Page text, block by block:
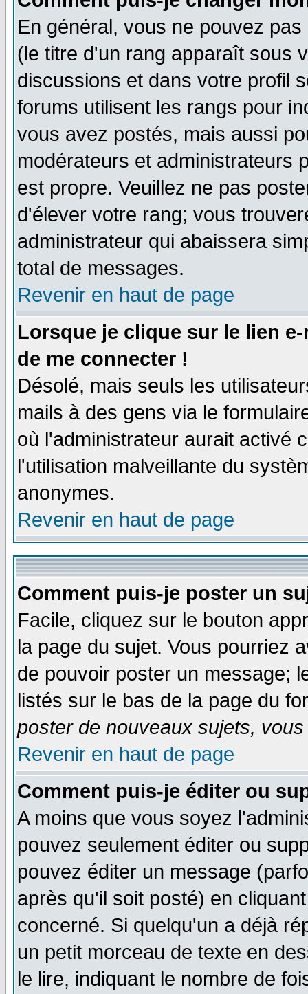
En général, vous ne pouvez
(le titre d'un rang apparaît sous
discussions et dans votre profil
forums utilisent les rangs pour
vous avez postés, mais aussi
modérateurs et administrateurs
est propre. Veuillez ne pas
d'élever votre rang; vous
administrateur qui abaissera
total de messages.
Revenir en haut de page
Lorsque je clique sur le lien
de me connecter !
Désolé, mais seuls les
mails à des gens via le
où l'administrateur aurait activé
l'utilisation malveillante du
anonymes.
Revenir en haut de page
Comment puis-je poster un
Facile, cliquez sur le bouton
la page du sujet. Vous pourriez
de pouvoir poster un message;
listés sur le bas de la page du
poster de nouveaux sujets,
Revenir en haut de page
Comment puis-je éditer ou
A moins que vous soyez
pouvez seulement éditer ou
pouvez éditer un message
après qu'il soit posté) en
concerné. Si quelqu'un a déjà
un petit morceau de texte en
le lire, indiquant le nombre de